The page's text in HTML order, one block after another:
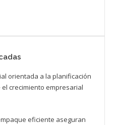
orientada a la planificación
crecimiento empresarial
eficiente aseguran